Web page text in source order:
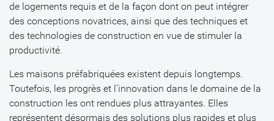
de logements requis et de la façon dont on peut intégrer
des conceptions novatrices, ainsi que des techniques et
des technologies de construction en vue de stimuler la
productivité.
Les maisons préfabriquées existent depuis longtemps.
Toutefois, les progrès et l’innovation dans le domaine de la
construction les ont rendues plus attrayantes. Elles
représentent désormais des solutions plus rapides et plus